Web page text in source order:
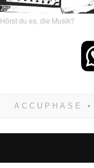
Hörst du es, die Musik?
zwangsläufig